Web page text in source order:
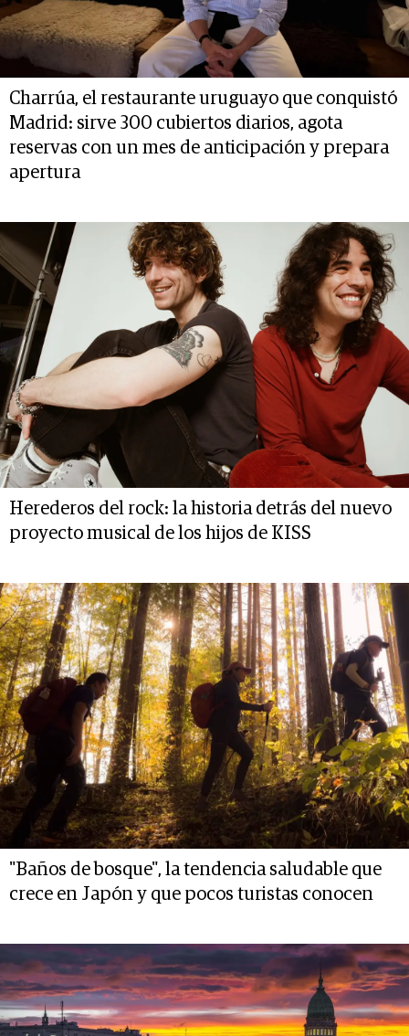
Charrúa, el restaurante uruguayo que conquistó
Madrid: sirve 300 cubiertos diarios, agota
reservas con un mes de anticipación y prepara
apertura
Herederos del rock: la historia detrás del nuevo
proyecto musical de los hijos de KISS
"Baños de bosque", la tendencia saludable que
crece en Japón y que pocos turistas conocen